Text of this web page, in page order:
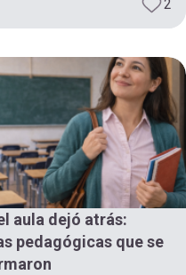
2
aula dejó atrás:
pedagógicas que se